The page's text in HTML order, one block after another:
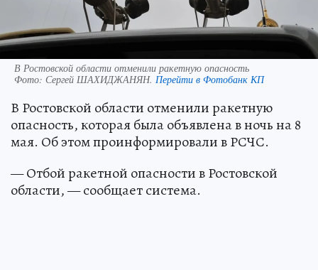
В Ростовской области отменили ракетную опасность
Фото: Сергей ШАХИДЖАНЯН. Перейти в Фотобанк КП
В Ростовской области отменили ракетную
опасность, которая была объявлена в ночь на 8
мая. Об этом проинформировали в РСЧС.
— Отбой ракетной опасности в Ростовской
области, — сообщает система.